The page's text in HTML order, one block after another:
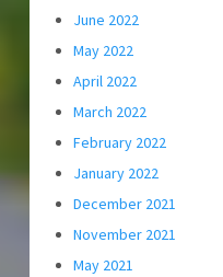
June 2022
May 2022
April 2022
March 2022
February 2022
January 2022
December 2021
November 2021
May 2021